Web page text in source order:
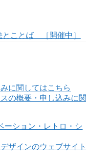
とことば ［開催中］
の概要・申し込みに関
ザインのウェブサイト